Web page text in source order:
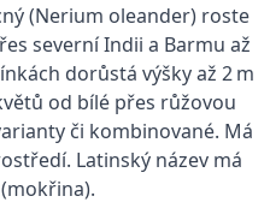
(Ne­rium oleander) roste
severní Indii a Barmu až
dorůstá výšky až 2 m
od bílé přes růžovou
či kombinované. Má
Latinský název má